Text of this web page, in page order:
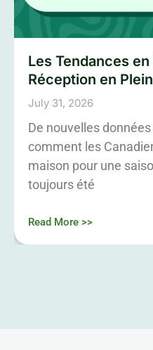
Les Tendances
Réception en
Marqueront L’été
July 31, 2026
De nouvelles
comment les
maison pour une
toujours été
Read More >>